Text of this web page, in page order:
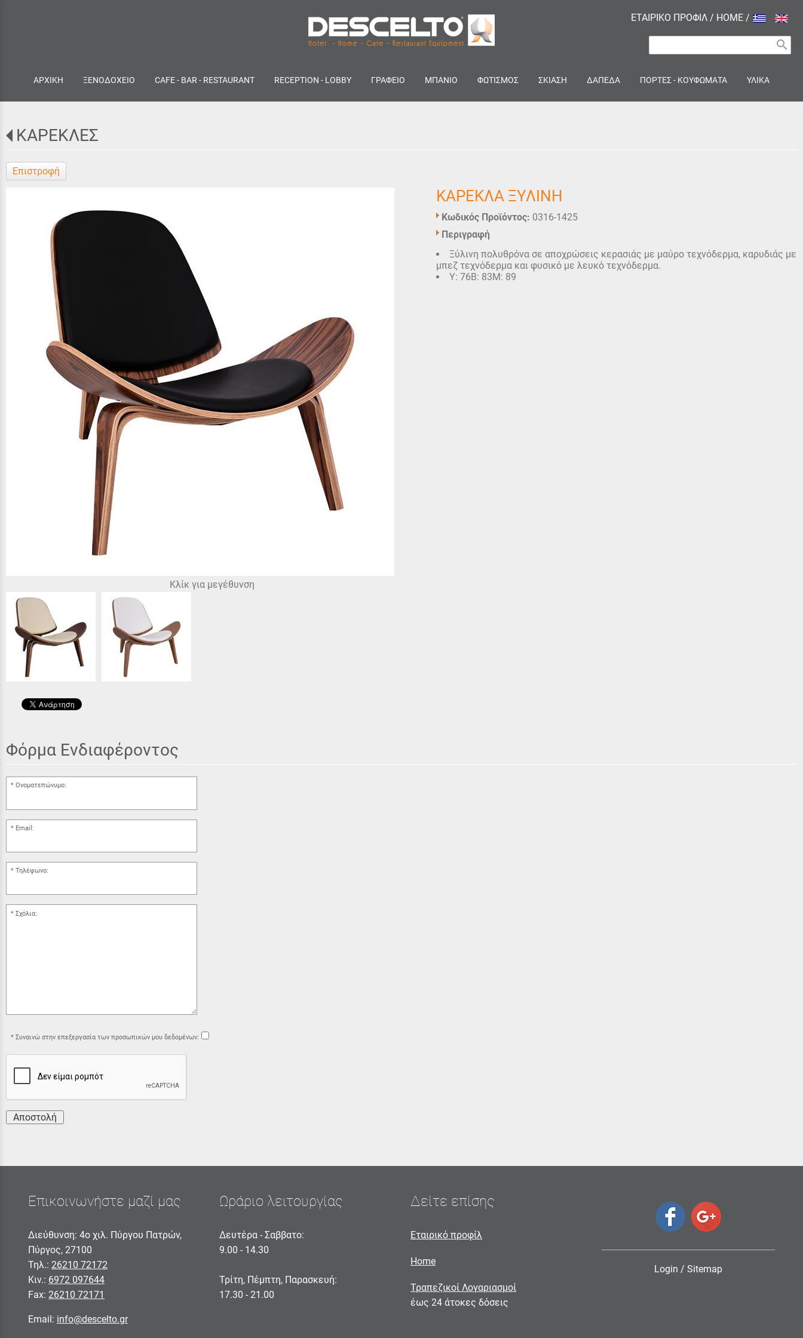
ΕΤΑΙΡΙΚΟ ΠΡΟΦΙΛ / HOME /
search
ΑΡΧΙΚΗ ΞΕΝΟΔΟΧΕΙΟ CAFE - BAR - RESTAURANT RECEPTION - LOBBY ΓΡΑΦΕΙΟ ΜΠΑΝΙΟ ΦΩΤΙΣΜΟΣ ΣΚΙΑΣΗ ΔΑΠΕΔΑ ΠΟΡΤΕΣ - ΚΟΥΦΩΜΑΤΑ ΥΛΙΚΑ
ΚΑΡΕΚΛΕΣ
Επιστροφή
Κλίκ για μεγέθυνση
ΚΑΡΕΚΛΑ ΞΥΛΙΝΗ
Κωδικός Προϊόντος: 0316-1425
Περιγραφή
Ξύλινη πολυθρόνα σε αποχρώσεις κερασιάς με μαύρο τεχνόδερμα, καρυδιάς με
μπεζ τεχνόδερμα και φυσικό με λευκό τεχνόδερμα.
Υ: 76Β: 83Μ: 89
Φόρμα Ενδιαφέροντος
Ονοματεπώνυμο:
Email:
Τηλέφωνο:
Σχόλια:
Συναινώ στην επεξεργασία των προσωπικών μου δεδομένων:
Αποστολή
Επικοινωνήστε μαζί μας
Διεύθυνση: 4ο χιλ. Πύργου Πατρών,
Πύργος, 27100
Τηλ.: 26210 72172
Κιν.: 6972 097644
Fax: 26210 72171
Email: info@descelto.gr
Ωράριο λειτουργίας
Δευτέρα - Σαββατο:
9.00 - 14.30
Τρίτη, Πέμπτη, Παρασκευή:
17.30 - 21.00
Δείτε επίσης
Εταιρικό προφίλ
Home
Τραπεζικοί Λογαριασμοί
έως 24 άτοκες δόσεις
Login / Sitemap